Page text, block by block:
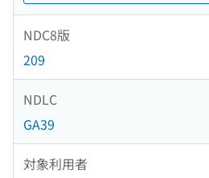
NDC8版
209
NDLC
GA39
対象利用者